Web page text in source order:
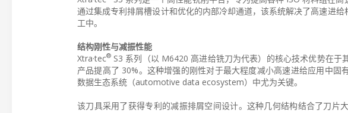
通过集成专利排屑槽设计和优化的内部冷却通道，该系统解决了高速进
工中。
结构刚性与减振性能
Xtra·tec® S3 系列（以 M6420 高进给铣刀为代表）的核心技术优势在
产品提高了 30%。这种增强的刚性对于最大程度减小高速进给应用中
数据生态系统（automotive data ecosystem）中尤为关键。
该刀具采用了获得专利的减振排屑空间设计。这种几何结构结合了刀